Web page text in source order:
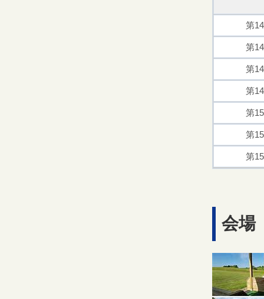
第
第
第
第
第
第
第
会場